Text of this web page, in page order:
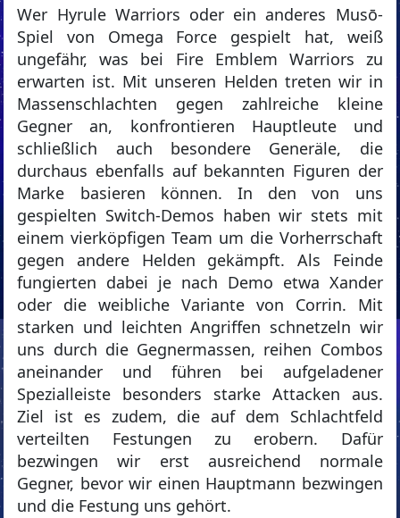
Wer Hyrule Warriors oder ein anderes Musō-
Spiel von Omega Force gespielt hat, weiß
ungefähr, was bei Fire Emblem Warriors zu
erwarten ist. Mit unseren Helden treten wir in
Massenschlachten gegen zahlreiche kleine
Gegner an, konfrontieren Hauptleute und
schließlich auch besondere Generäle, die
durchaus ebenfalls auf bekannten Figuren der
Marke basieren können. In den von uns
gespielten Switch-Demos haben wir stets mit
einem vierköpfigen Team um die Vorherrschaft
gegen andere Helden gekämpft. Als Feinde
fungierten dabei je nach Demo etwa Xander
oder die weibliche Variante von Corrin. Mit
starken und leichten Angriffen schnetzeln wir
uns durch die Gegnermassen, reihen Combos
aneinander und führen bei aufgeladener
Spezialleiste besonders starke Attacken aus.
Ziel ist es zudem, die auf dem Schlachtfeld
verteilten Festungen zu erobern. Dafür
bezwingen wir erst ausreichend normale
Gegner, bevor wir einen Hauptmann bezwingen
und die Festung uns gehört.